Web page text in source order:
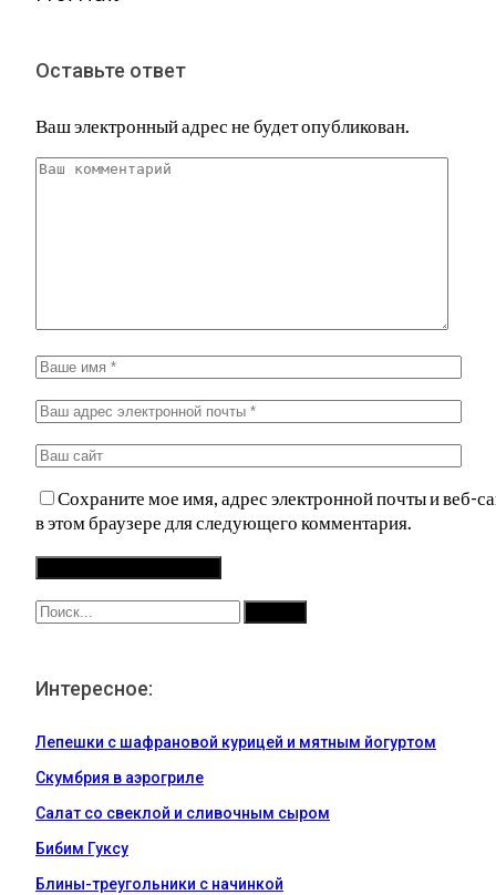
Оставьте ответ
Ваш электронный адрес не будет опубликован.
Сохраните мое имя, адрес электронной почты и веб-
в этом браузере для следующего комментария.
Интересное:
Лепешки с шафрановой курицей и мятным йогуртом
Скумбрия в аэрогриле
Салат со свеклой и сливочным сыром
Бибим Гуксу
Блины-треугольники с начинкой